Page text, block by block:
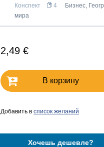
Конспект 4 Бизнес,
мира
2,49 €
В корзину
Добавить в список желаний
Хочешь дешевле?